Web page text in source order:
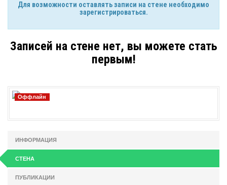
Для возможности оставлять записи на стене необходимо
зарегистрироваться.
Записей на стене нет, вы можете стать
первым!
Оффлайн
ИНФОРМАЦИЯ
СТЕНА
ПУБЛИКАЦИИ